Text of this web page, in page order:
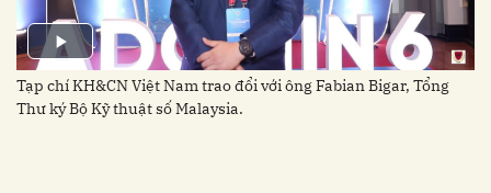
Tạp chí KH&CN Việt Nam trao đổi với ông Fabian Bigar, Tổng
Thư ký Bộ Kỹ thuật số Malaysia.